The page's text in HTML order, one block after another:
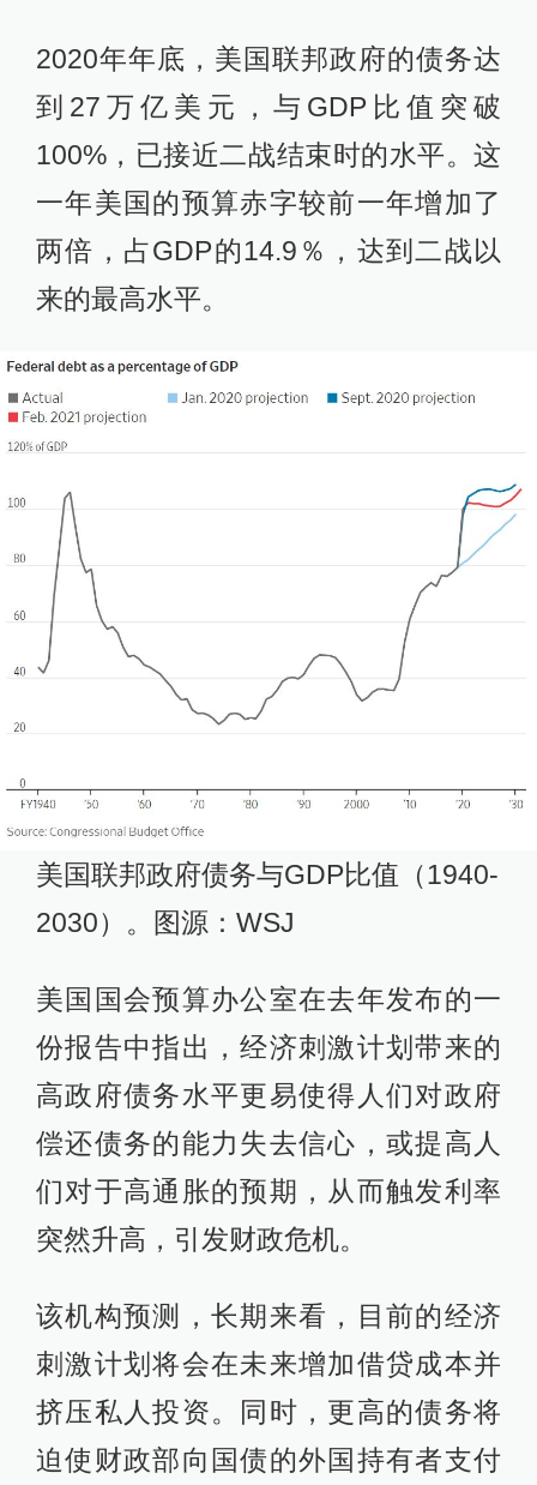
2020年年底，美国联邦政府的债务达
到27万亿美元，与GDP比值突破
100%，已接近二战结束时的水平。这
一年美国的预算赤字较前一年增加了
两倍，占GDP的14.9％，达到二战以
来的最高水平。
美国联邦政府债务与GDP比值（1940-
2030）。图源：WSJ
美国国会预算办公室在去年发布的一
份报告中指出，经济刺激计划带来的
高政府债务水平更易使得人们对政府
偿还债务的能力失去信心，或提高人
们对于高通胀的预期，从而触发利率
突然升高，引发财政危机。
该机构预测，长期来看，目前的经济
刺激计划将会在未来增加借贷成本并
挤压私人投资。同时，更高的债务将
迫使财政部向国债的外国持有者支付